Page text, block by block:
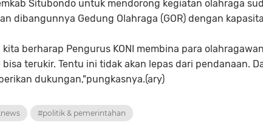
Situbondo untuk mendorong kegiatan olahraga
dibangunnya Gedung Olahraga (GOR) dengan
kita berharap Pengurus KONI membina para
terukir. Tentu ini tidak akan lepas dari pendanaan.
dukungan,"pungkasnya.(ary)
#politik & pemerintahan